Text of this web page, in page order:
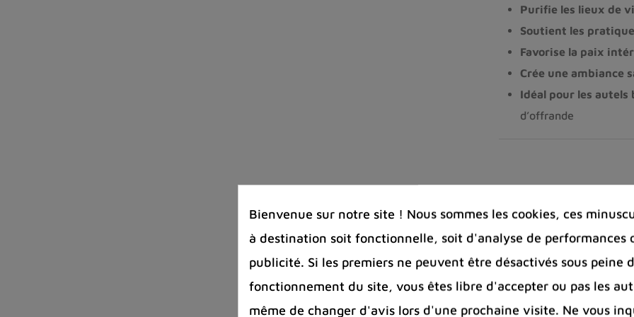
Purifie les lieux de
Soutient les
Favorise la paix
Crée une ambiance
Idéal pour les autels
d’offrande
Ajouter à la
Bienvenue sur notre site ! Nous sommes les cookies, ces
à destination soit fonctionnelle, soit d'analyse de performances
publicité. Si les premiers ne peuvent être désactivés sous peine
fonctionnement du site, vous êtes libre d'accepter ou pas les
même de changer d'avis lors d'une prochaine visite. Ne vous